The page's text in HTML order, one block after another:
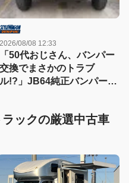
2026/08/08 12:33
「50代おじさん、バンパー
交換でまさかのトラブ
ル!?」JB64純正バンパー流
ックの厳選中古車